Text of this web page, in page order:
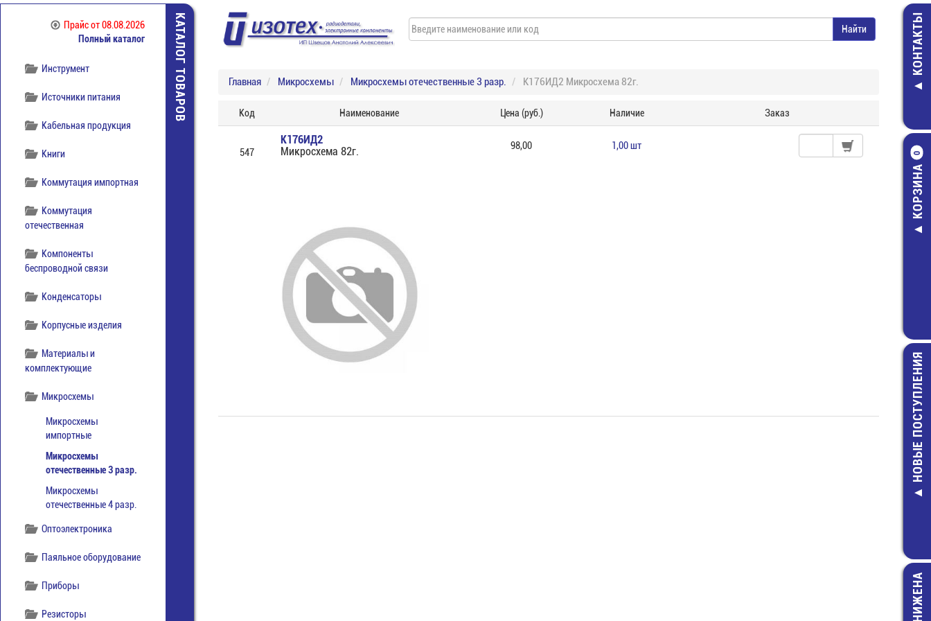
Прайсот 08.08.2026
Полный каталог
Индикаторы и дисплеи
Инструмент
Источники питания
Кабельная продукция
Книги
Коммутация импортная
Коммутация
отечественная
Компоненты
беспроводной связи
Конденсаторы
Корпусные изделия
Материалы и
комплектующие
Микросхемы
Микросхемы
импортные
Микросхемы
отечественные 3 разр.
Микросхемы
отечественные 4 разр.
Оптоэлектроника
Паяльное оборудование
Приборы
Резисторы
КАТАЛОГ ТОВАРОВ КОНТАКТЫ
КОРЗИНА
0
MFR-0,5-1
Резистор
7,00 руб.
НОВЫЕ ПОСТУПЛЕНИЯ
Главная Микросхемы Микросхемы отечественные 3 разр. К176ИД2 Микросхема 82г.
Код Наименование Цена (руб.) Наличие Заказ
547
К176ИД2
Микросхема 82г.
98,00 1,00 шт